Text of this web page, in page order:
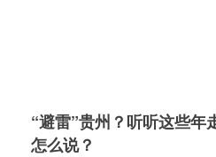
“避雷”贵州？听听这些年
怎么说？